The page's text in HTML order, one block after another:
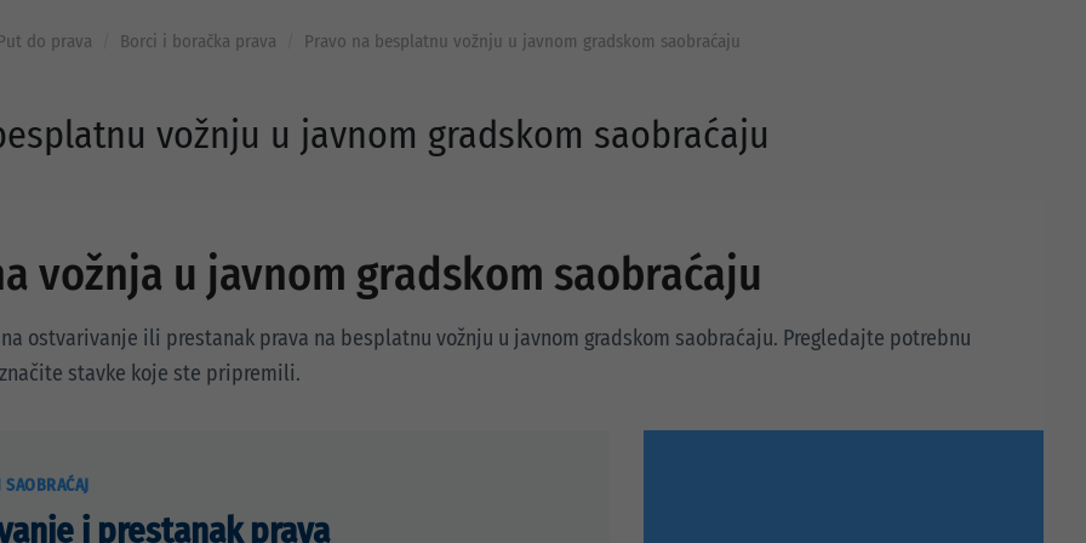
do prava Borci i boračka prava Pravo na besplatnu vožnju u javnom gradskom saobraćaju
vožnju u javnom gradskom saobraćaju
vožnja u javnom gradskom saobraćaju
ostvarivanje ili prestanak prava na besplatnu vožnju u javnom gradskom saobraćaju. Pregledajte potrebnu
stavke koje ste pripremili.
i prestanak prava